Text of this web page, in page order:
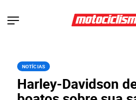
NOTÍCIAS
Harley-Davidson